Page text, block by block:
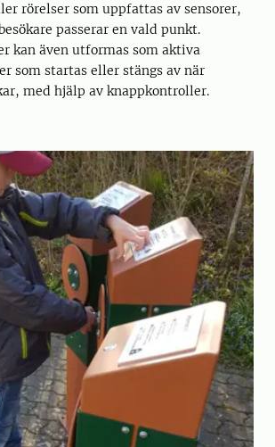
rörelser som uppfattas av sensorer,
passerar en vald punkt.
kan även utformas som aktiva
som startas eller stängs av när
med hjälp av knappkontroller.